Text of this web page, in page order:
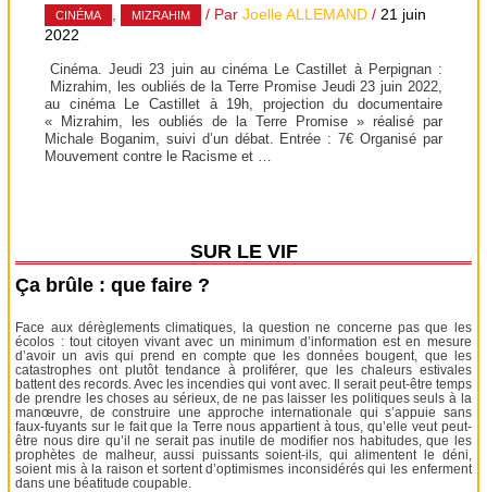
CINÉMA , MIZRAHIM / ParJoelle ALLEMAND /21 juin
2022
Cinéma. Jeudi 23 juin au cinéma Le Castillet à Perpignan :
Mizrahim, les oubliés de la Terre Promise Jeudi 23 juin 2022,
au cinéma Le Castillet à 19h, projection du documentaire
« Mizrahim, les oubliés de la Terre Promise » réalisé par
Michale Boganim, suivi d’un débat. Entrée : 7€ Organisé par
Mouvement contre le Racisme et …
SUR LE VIF
Ça brûle : que faire ?
Face aux dérèglements climatiques, la question ne concerne pas que les
écolos : tout citoyen vivant avec un minimum d’information est en mesure
d’avoir un avis qui prend en compte que les données bougent, que les
catastrophes ont plutôt tendance à proliférer, que les chaleurs estivales
battent des records. Avec les incendies qui vont avec. Il serait peut-être temps
de prendre les choses au sérieux, de ne pas laisser les politiques seuls à la
manœuvre, de construire une approche internationale qui s’appuie sans
faux-fuyants sur le fait que la Terre nous appartient à tous, qu’elle veut peut-
être nous dire qu’il ne serait pas inutile de modifier nos habitudes, que les
prophètes de malheur, aussi puissants soient-ils, qui alimentent le déni,
soient mis à la raison et sortent d’optimismes inconsidérés qui les enferment
dans une béatitude coupable.